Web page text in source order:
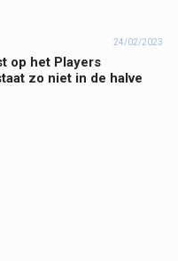
24/02/2023
op het Players
zo niet in de halve